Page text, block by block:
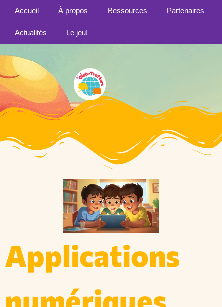
Accueil À propos Ressources Partenaires
Actualités Le jeu!
Applications
numériques